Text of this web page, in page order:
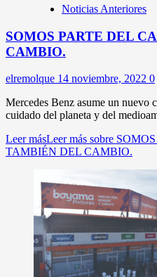
Noticias Anteriores
SOMOS PARTE DEL
CAMBIO.
elremolque 14 noviembre, 2022 0
Mercedes Benz asume un nuevo
cuidado del planeta y del
Leer másLeer más sobre
TAMBIÉN DEL CAMBIO.